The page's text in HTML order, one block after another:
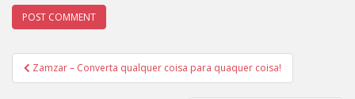
Post
navigation
Zamzar – Converta qualquer coisa para quaquer coisa!